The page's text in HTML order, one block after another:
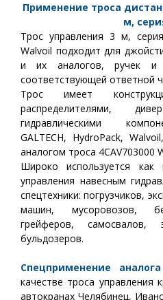
Применение троса
м,
Трос управления 3 м,
Walvoil подходит для
и их аналогов, ручек и
соответствующей ответной
Трос имеет
распределителями,
гидравлическими
GALTECH, HydroPack,
аналогом троса 4CAV703000
Широко используется как
управления навесным
спецтехники: погрузчиков,
машин, мусоровозов,
грейферов, самосвалов,
бульдозеров.
Спецприменение
качестве троса управления
автокранах Челябинец,